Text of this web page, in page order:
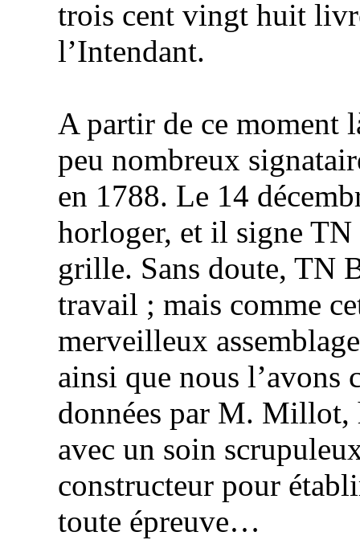
trois cent vingt huit
l’Intendant.
A partir de ce moment
peu nombreux
en 1788. Le 14
horloger, et il signe TN
grille. Sans doute, TN
travail ; mais comme
merveilleux
ainsi que nous l’avons
données par M. Millot,
avec un soin
constructeur pour
toute épreuve…